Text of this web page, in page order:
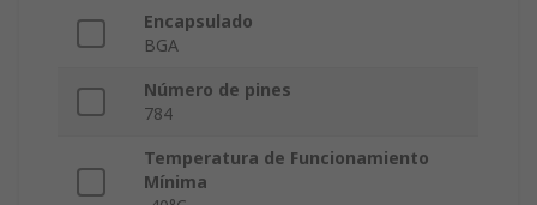
Encapsulado
BGA
Número de pines
784
Temperatura de Funcionamiento
Mínima